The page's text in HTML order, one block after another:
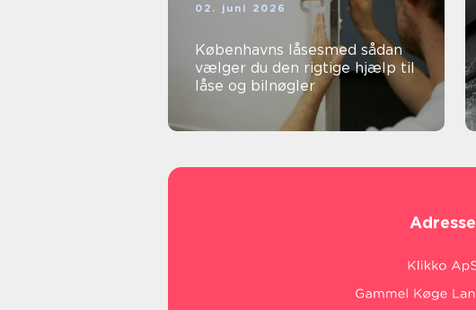
02. juni 2026
Københavns låsesmed sådan
vælger du den rigtige hjælp til
låse og bilnøgler
Adresse